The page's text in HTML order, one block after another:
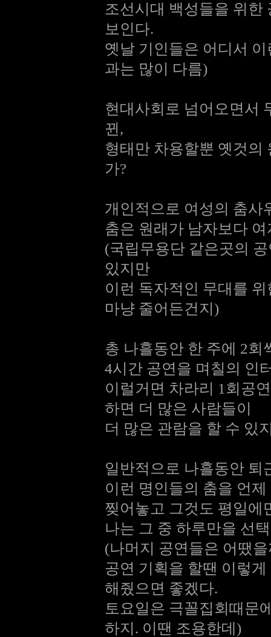
조선시대 백성들을 위한
보인다.
옛날 기인들은 어디서
과는 많이 다름)
현대사회로 넘어오면서
뀐,
형태만 차용할뿐 옛것의
가?
개인적으로 여성의 춤사
춤은 원래가 남자보다
(국립무용단 같은곳의
있지만
이런 독자적인 무대를
마냥 줄어든건지)
총 나흘동안 한 주에 2
4시간 공연을 며칠의 인
이럴거면 차라리 1회공
하면 더 많은 사람들이
더 많은 관람을 할 수 있
일반적으로 나흘동안 퇴
이런 명인들의 춤을 언
찢어놓고 그것도 평일에
나는 그 중 하루만을 선
(나머지 공연들은 어땠
공연 기획을 할땐 이렇
해줬으면 좋겠다.
토요일은 극꼴집회때문
하지. 이땐 조용한데)